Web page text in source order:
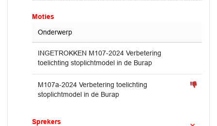
Moties
Onderwerp
INGETROKKEN M107-2024 Verbetering
toelichting stoplichtmodel in de Burap
M107a-2024 Verbetering toelichting
stoplichtmodel in de Burap
Sprekers